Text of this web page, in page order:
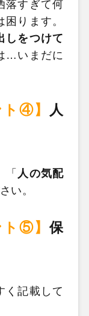
落すぎて何
ります。
しをつけて
…いまだに
④】
人
「 人の気配
い。
ト⑤】保
く記載して